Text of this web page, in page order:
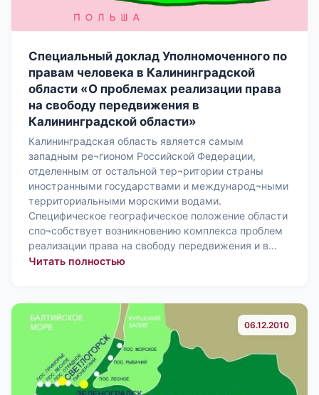
Специальный доклад Уполномоченного по
правам человека в Калининградской
области «О проблемах реализации права
на свободу передвижения в
Калининградской области»
Калининградская область является самым
западным ре¬гионом Российской Федерации,
отделенным от остальной тер¬ритории страны
иностранными государствами и международ¬ными
территориальными морскими водами.
Специфическое географическое положение области
спо¬собствует возникновению комплекса проблем
реализации права на свободу передвижения и в…
Читать полностью: Специальный доклад
06.12.2010